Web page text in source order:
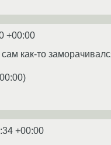
+00:00
как-то
)
+00:00